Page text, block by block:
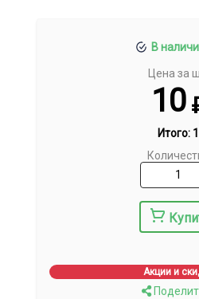
В
Цена за
10
Итого:
Акции и